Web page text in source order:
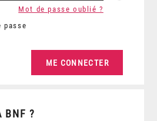
passe
Mot de passe oublié ?
BNF ?